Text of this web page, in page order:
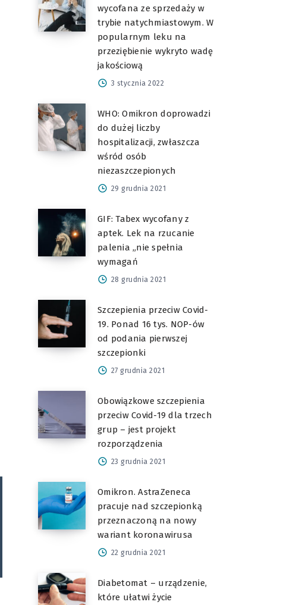
wycofana ze sprzedaży w
trybie natychmiastowym. W
popularnym leku na
przeziębienie wykryto wadę
jakościową
3 stycznia 2022
WHO: Omikron doprowadzi
do dużej liczby
hospitalizacji, zwłaszcza
wśród osób
niezaszczepionych
29 grudnia 2021
GIF: Tabex wycofany z
aptek. Lek na rzucanie
palenia „nie spełnia
wymagań
28 grudnia 2021
Szczepienia przeciw Covid-
19. Ponad 16 tys. NOP-ów
od podania pierwszej
szczepionki
27 grudnia 2021
Obowiązkowe szczepienia
przeciw Covid-19 dla trzech
grup – jest projekt
rozporządzenia
23 grudnia 2021
Omikron. AstraZeneca
pracuje nad szczepionką
przeznaczoną na nowy
wariant koronawirusa
22 grudnia 2021
Diabetomat – urządzenie,
które ułatwi życie